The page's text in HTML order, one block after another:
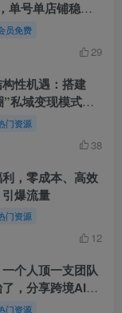
单号单店铺稳定
员免费
29
性机遇：搭建
”私域变现模式，
门资源
38
，零成本、高效
引爆流量
门资源
12
一个人顶一支团队
，分享跨境AI前
验
门资源